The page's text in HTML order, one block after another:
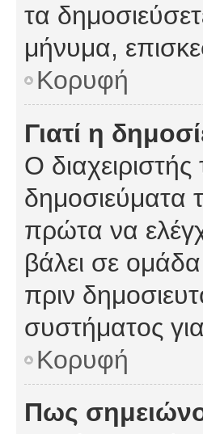
τα
μήνυμα,
Κορυφή
Γιατί η
Ο
δημοσιεύματα
πρώτα να
βάλει σε
πριν
συστήματος
Κορυφή
Πως